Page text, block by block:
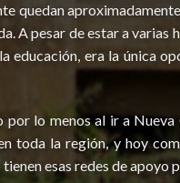
quedan
A pesar de estar a
era la única
lo menos al ir a
toda la región, y hoy
esas redes de apoyo